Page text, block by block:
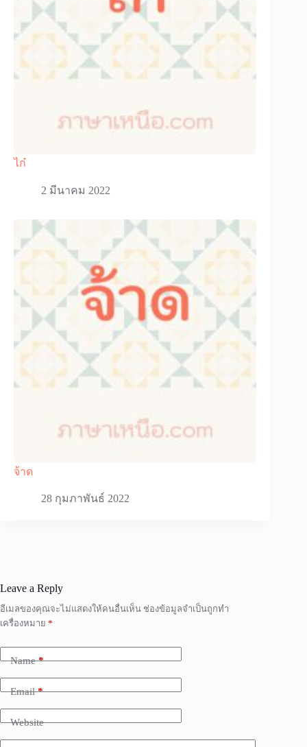
ไก๋
2 มีนาคม 2022
จ้าด
28 กุมภาพันธ์ 2022
Leave a Reply
อีเมลของคุณจะไม่แสดงให้คนอื่นเห็น ช่องข้อมูลจำเป็นถูกทำ
เครื่องหมาย *
Name*
Email*
Website